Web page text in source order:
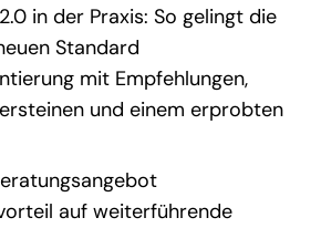
in der Praxis: So gelingt die
Standard
mit Empfehlungen,
und einem erprobten
auf weiterführende